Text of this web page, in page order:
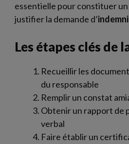
essentielle pour constituer
justifier la demande d’
Les étapes clés de
Recueillir les
du responsable
Remplir un constat
Obtenir un rapport de
verbal
Faire établir un